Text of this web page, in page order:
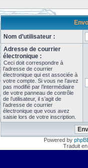
Nom d’utilisateur :
Adresse de courrier
électronique :
Ceci doit correspondre à
l’adresse de courrier
électronique qui est associée à
votre compte. Si vous ne l’avez
pas modifié par l’intermédiaire
de votre panneau de contrôle
de l’utilisateur, il s’agit de
l’adresse de courrier
électronique que vous avez
saisie lors de votre inscription.
Powered by
Traduit